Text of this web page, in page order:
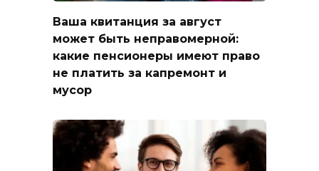
Ваша квитанция за август
может быть неправомерной:
какие пенсионеры имеют право
не платить за капремонт и
мусор